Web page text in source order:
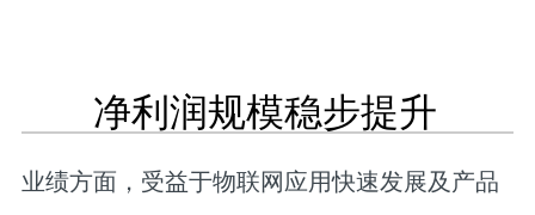
净利润规模稳步提升
业绩方面，受益于物联网应用快速发展及产品